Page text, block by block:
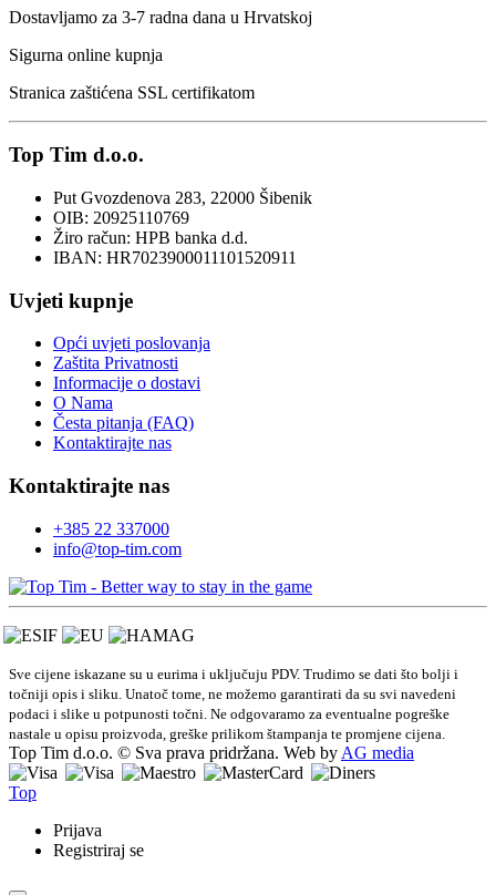
Dostavljamo za 3-7 radna dana u Hrvatskoj
Sigurna online kupnja
Stranica zaštićena SSL certifikatom
Top Tim d.o.o.
Put Gvozdenova 283, 22000 Šibenik
OIB: 20925110769
Žiro račun: HPB banka d.d.
IBAN: HR7023900011101520911
Uvjeti kupnje
Opći uvjeti poslovanja
Zaštita Privatnosti
Informacije o dostavi
O Nama
Česta pitanja (FAQ)
Kontaktirajte nas
Kontaktirajte nas
+385 22 337000
info@top-tim.com
Sve cijene iskazane su u eurima i uključuju PDV. Trudimo se dati što bolji i
točniji opis i sliku. Unatoč tome, ne možemo garantirati da su svi navedeni
podaci i slike u potpunosti točni. Ne odgovaramo za eventualne pogreške
nastale u opisu proizvoda, greške prilikom štampanja te promjene cijena.
Top Tim d.o.o. © Sva prava pridržana. Web by AG media
Top
Prijava
Registriraj se